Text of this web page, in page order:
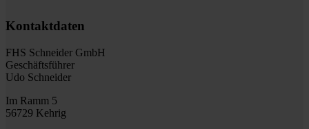
Kontaktdaten
FHS Schneider GmbH
Geschäftsführer
Udo Schneider
Im Ramm 5
56729 Kehrig